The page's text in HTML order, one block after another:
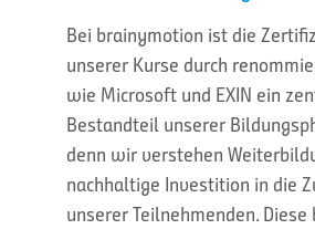
Bei brainymotion ist die
unserer Kurse durch
wie Microsoft und EXIN ein
Bestandteil unserer
denn wir verstehen
nachhaltige Investition in die
unserer Teilnehmenden.